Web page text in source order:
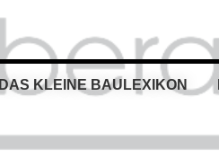
DAS KLEINE BAULEXIKON